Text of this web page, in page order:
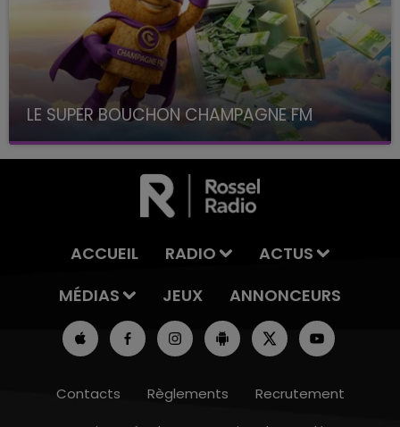
LE SUPER BOUCHON CHAMPAGNE FM
avec La Famille Champagne FM, à 8H10
ACCUEIL RADIO
ACTUS
MÉDIAS
JEUX ANNONCEURS
Contacts Règlements
Recrutement